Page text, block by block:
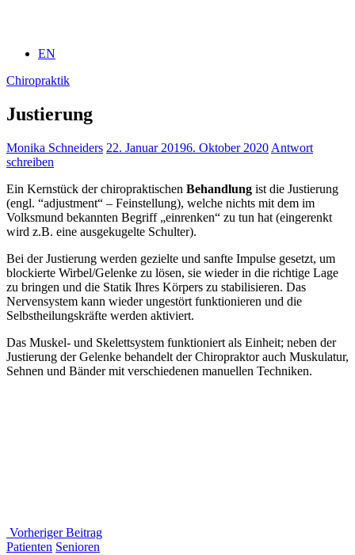
EN
Chiropraktik
Justierung
Monika Schneiders 22. Januar 20196. Oktober 2020 Antwort
schreiben
Ein Kernstück der chiropraktischen Behandlung ist die Justierung
(engl. “adjustment“ – Feinstellung), welche nichts mit dem im
Volksmund bekannten Begriff „einrenken“ zu tun hat (eingerenkt
wird z.B. eine ausgekugelte Schulter).
Bei der Justierung werden gezielte und sanfte Impulse gesetzt, um
blockierte Wirbel/Gelenke zu lösen, sie wieder in die richtige Lage
zu bringen und die Statik Ihres Körpers zu stabilisieren. Das
Nervensystem kann wieder ungestört funktionieren und die
Selbstheilungskräfte werden aktiviert.
Das Muskel- und Skelettsystem funktioniert als Einheit; neben der
Justierung der Gelenke behandelt der Chiropraktor auch Muskulatur,
Sehnen und Bänder mit verschiedenen manuellen Techniken.
Vorheriger Beitrag
Vorheriger
Patienten Senioren